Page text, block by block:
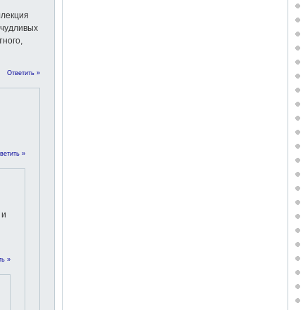
Ответить »
»
»